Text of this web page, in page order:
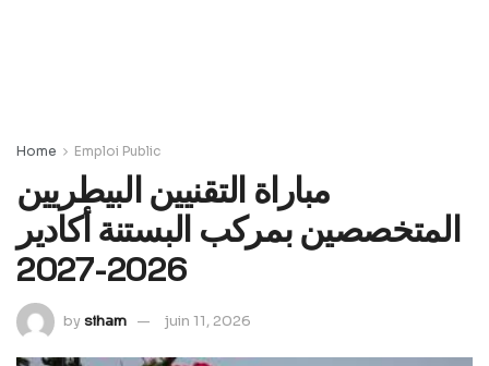
Home Emploi Public
مباراة التقنيين البيطريين
المتخصصين بمركب البستنة أكادير
2026-2027
bysiham juin 11, 2026